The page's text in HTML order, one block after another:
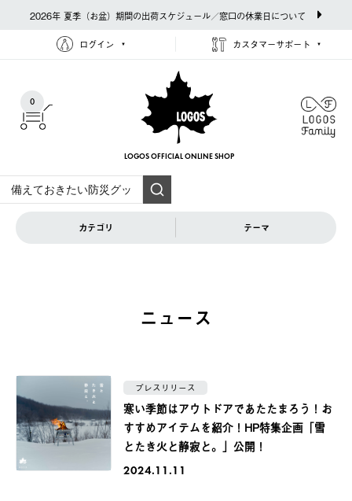
2026年 夏季（お盆）期間の出荷スケジュール／窓口の休業日について
ログイン カスタマーサポート
0
LOGOS OFFICIAL ONLINE SHOP
カテゴリ テーマ
ニュース
プレスリリース
寒い季節はアウトドアであたたまろう！お
すすめアイテムを紹介！HP特集企画「雪
とたき火と静寂と。」公開！
2024.11.11